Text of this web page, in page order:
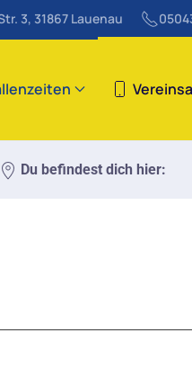
3, 31867 Lauenau
Du befindest dich hier: